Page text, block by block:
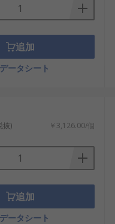
追加
データシート
抜) ￥3,126.00/個
追加
データシート